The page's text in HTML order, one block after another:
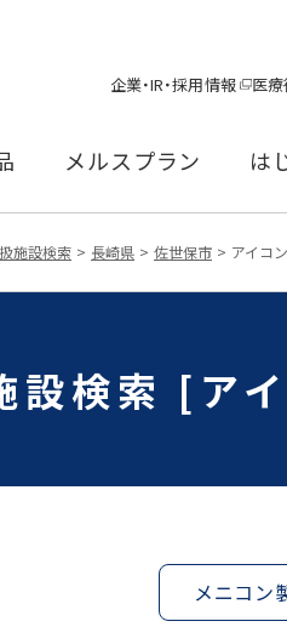
企業・IR・採用情報 医
メルスプラン は
施設検索 長崎県 佐世保市 アイコ
設検索 [ア
メニコン